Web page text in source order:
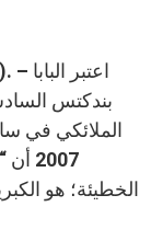
بندكتس
الخطيئة؛ هو